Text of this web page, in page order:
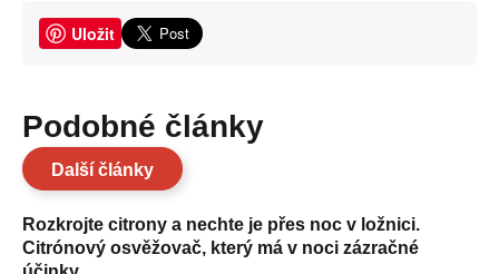
Uložit
Podobné články
Další články
Rozkrojte citrony a nechte je přes noc v ložnici.
Citrónový osvěžovač, který má v noci zázračné